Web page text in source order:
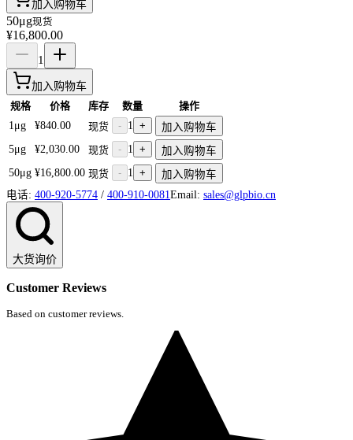
加入购物车
50μg现货
¥16,800.00
1
加入购物车
规格 价格 库存 数量
操作
1μg
¥840.00 现货 - 1 +
加入购物车
5μg
¥2,030.00 现货 - 1 +
加入购物车
50μg ¥16,800.00 现货 - 1 +
加入购物车
电话: 400-920-5774 / 400-910-0081 Email: sales@glpbio.cn
大货询价
Customer Reviews
Based on customer reviews.